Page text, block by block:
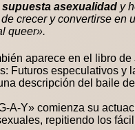
supuesta asexualidady
crecer y convertirse en
queer».
aparece en el libro
Futuros especulativos
descripción del baile
A-Y» comienza su
repitiendo los